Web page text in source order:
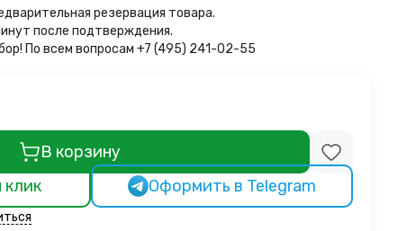
резервация товара.
после подтверждения.
По всем вопросам +7 (495) 241-02-55
В корзину
клик
Оформить в Telegram